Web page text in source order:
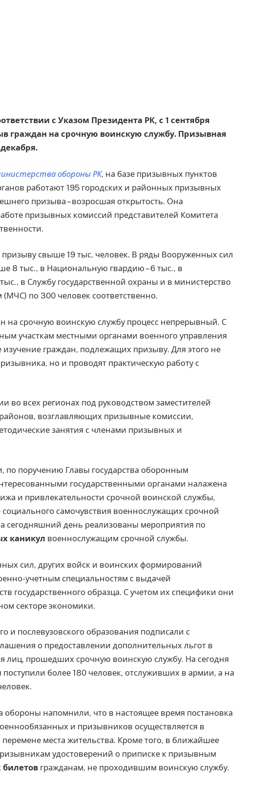
с Указом Президента РК, с 1 сентября
граждан на срочную воинскую службу. Призывная
обороны РК, на базе призывных пунктов
работают 195 городских и районных призывных
призыва – возросшая открытость. Она
призывных комиссий представителей Комитета
свыше 19 тыс. человек. В ряды Вооруженных сил
8 тыс., в Национальную гвардию – 6 тыс., в
в Службу государственной охраны и в министерство
по 300 человек соответственно.
на срочную воинскую службу процесс непрерывный. С
участкам местными органами военного управления
изучение граждан, подлежащих призыву. Для этого не
но и проводят практическую работу с
во всех регионах под руководством заместителей
возглавляющих призывные комиссии,
занятия с членами призывных и
по поручению Главы государства оборонным
государственными органами налажена
и привлекательности срочной воинской службы,
самочувствия военнослужащих срочной
сегодняшний день реализованы мероприятия по
каникул военнослужащим срочной службы.
сил, других войск и воинских формирований
учетным специальностям с выдачей
государственного образца. С учетом их специфики они
секторе экономики.
и послевузовского образования подписали с
о предоставлении дополнительных льгот в
лиц, прошедших срочную воинскую службу. На сегодня
поступили более 180 человек, отслуживших в армии, а на
обороны напомнили, что в настоящее время постановка
и призывников осуществляется в
места жительства. Кроме того, в ближайшее
удостоверений о приписке к призывным
гражданам, не проходившим воинскую службу.